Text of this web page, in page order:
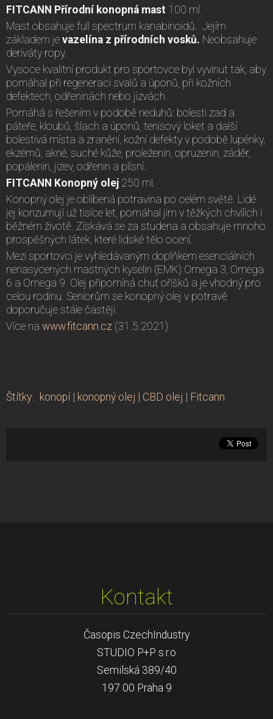
FITCANN Přírodní konopná mast 100 ml.
Mast obsahuje full spectrum kanabinoidů. Jejím
základem je vazelína z přírodních vosků. Neobsahuje
deriváty ropy.
Vysoce kvalitní produkt pro sportovce byl vyvinut tak, aby
pomáhal při regeneraci svalů a úponů, při kožních
defektech, odřeninách nebo jizvách.
Pomáhá s řešením v podobě neduhů: bolesti zad a
páteře, kloubů, šlach a úponů, tenisový loket a další
bolestivá místa a zranění, kožní defekty v podobě lupénky,
ekzémů, akné, suché kůže, proleženin, opruzenin, záděr,
popálenin, jizev, odřenin a plísní.
FITCANN Konopný olej 250 ml.
Konopný olej je oblíbená potravina po celém světě. Lidé
jej konzumují už tisíce let, pomáhal jim v těžkých chvílích i
běžném životě. Získává se za studena a obsahuje mnoho
prospěšných látek, které lidské tělo ocení.
Mezi sportovci je vyhledávaným doplňkem esenciálních
nenasycených mastných kyselin (EMK) Omega 3, Omega
6 a Omega 9. Olej připomíná chuť oříšků a je vhodný pro
celou rodinu. Seniorům se konopný olej v potravě
doporučuje stále častěji.
Více na www.fitcann.cz (31.5.2021)
Štítky: konopí | konopný olej | CBD olej | Fitcann
Kontakt
Časopis CzechIndustry
STUDIO P+P s.r.o
Semilská 389/40
197 00 Praha 9